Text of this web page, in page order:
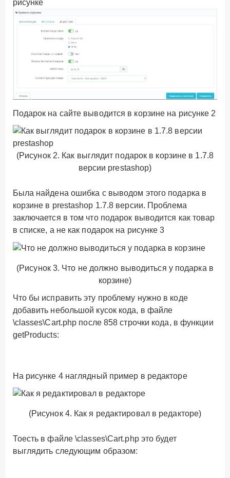
Подарок на сайте выводится в корзине на рисунке 2
(Рисунок 2. Как выглядит подарок в корзине в 1.7.8
версии prestashop)
Была найдена ошибка с выводом этого подарка в
корзине в prestashop 1.7.8 версии. Проблема
заключается в том что подарок выводится как товар
в списке, а не как подарок на рисунке 3
(Рисунок 3. Что не должно выводиться у подарка в
корзине)
Что бы исправить эту проблему нужно в коде
добавить небольшой кусок кода, в файле
\classes\Cart.php после 858 строчки кода, в функции
getProducts:
На рисунке 4 наглядный пример в редакторе
(Рисунок 4. Как я редактировал в редакторе)
Тоесть в файле\classes\Cart.phpэто будет
выглядить следующим образом: